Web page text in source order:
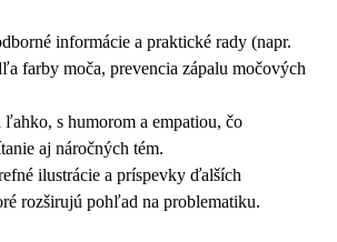
informácie a praktické rady (napr.
farby moča, prevencia zápalu močových
ľahko, s humorom a empatiou, čo
aj náročných tém.
ilustrácie a príspevky ďalších
rozširujú pohľad na problematiku.